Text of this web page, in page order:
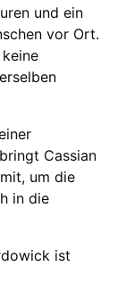
und ein
vor Ort.
Cassian
um die
in die
ist